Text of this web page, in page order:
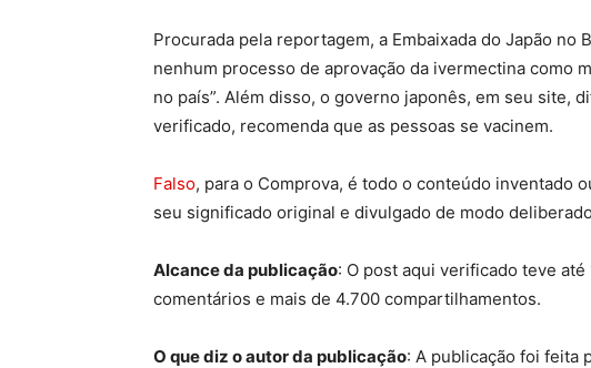
Procurada pela reportagem, a Embaixada do Japão no
nenhum processo de aprovação da ivermectina como
no país”. Além disso, o governo japonês, em seu site,
verificado, recomenda que as pessoas se vacinem.
Falso, para o Comprova, é todo o conteúdo inventado
seu significado original e divulgado de modo
Alcance da publicação: O post aqui verificado teve
comentários e mais de 4.700 compartilhamentos.
O que diz o autor da publicação: A publicação foi feita